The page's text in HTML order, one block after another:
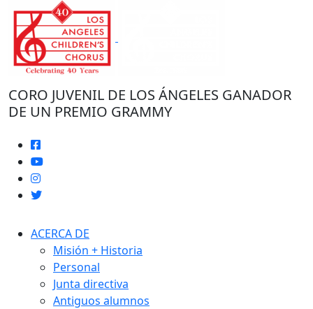
contenido
CORO JUVENIL DE LOS ÁNGELES GANADOR
DE UN PREMIO GRAMMY
ACERCA DE
Misión + Historia
Personal
Junta directiva
Antiguos alumnos